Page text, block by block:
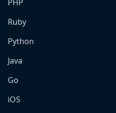
PHP
Ruby
Python
Java
Go
iOS